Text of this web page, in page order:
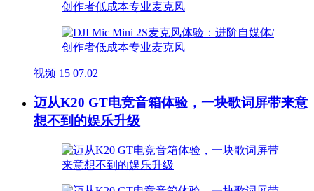
视频 15 07.02
迈从K20 GT电竞音箱体验，一块歌词屏带来意
想不到的娱乐升级